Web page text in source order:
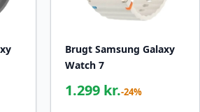
Brugt Samsung Galaxy
Watch 7
1.299 kr.-24%